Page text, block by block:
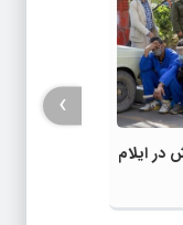
در ایلام
›